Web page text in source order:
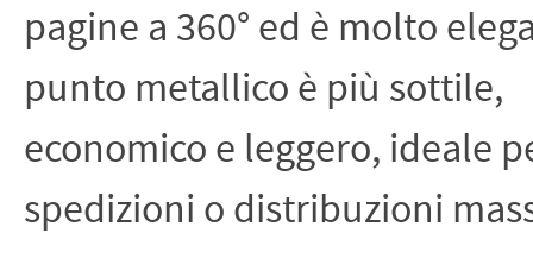
pagine a 360° ed è molto
punto metallico è più sottile,
economico e leggero, ideale
spedizioni o distribuzioni